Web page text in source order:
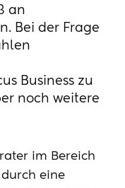
an
Bei der Frage
Business zu
noch weitere
im Bereich
eine